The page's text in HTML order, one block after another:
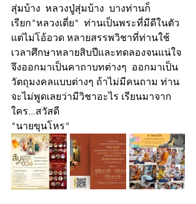
สุ่มบ้าง  หลวงปู่สุ่มบ้าง  บางท่านก็
เรียก"หลวงเตี่ย"  ท่านเป็นพระที่มีดีในตัว
แต่ไม่โอ้อวด หลายสรรพวิชาที่ท่านใช้
เวลาศึกษาหลายสิบปีและทดลองจนแน่ใจ
จึงออกมาเป็นคาถาบทต่างๆ  ออกมาเป็น
วัตถุมงคลแบบต่างๆ ถ้าไม่มีคนถาม ท่าน
จะไม่พูดเลยว่ามีวิชาอะไร เรียนมาจาก
ใคร...สวัสดี
"นายขุนโหร"